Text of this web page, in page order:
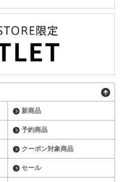
新商品
予約商品
クーポン対象商品
セール